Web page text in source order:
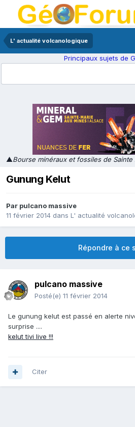
L' actualité volcanologique
Principaux sujets de
▲Bourse minéraux et fossiles de
Gunung Kelut
Par pulcano massive
11 février 2014 dans L' actualité
Répondre à ce
pulcano massive
Posté(e) 11 février 2014
Le gunung kelut est passé en alerte
surprise ....
kelut tivi live !!!
Citer